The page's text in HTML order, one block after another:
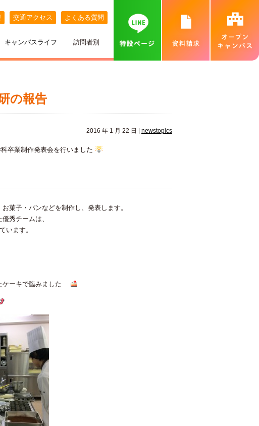
交通アクセス よくある質問
ひとり暮らし
高等教育の修学支援新制度について
一般入試
卒業生インタビュー
キャンパスライフ
札幌MAP
訪問者別
北海道外から入学をお考えの方へ
業界の方へ（求人票）
保護者説明会
の報告
2016 年 1 月 22 日 | newstopics
卒業制作発表会を行いました
菓子・パンなどを制作し、発表します。
秀チームは、
います。
ケーキで臨みました